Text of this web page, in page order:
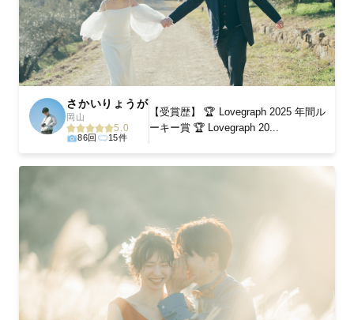
さかいりょうが
岡山
5.0
86回 15件
【受賞歴】 🏆 Lovegraph 2025 年間ル
ーキー賞 🏆 Lovegraph 20...